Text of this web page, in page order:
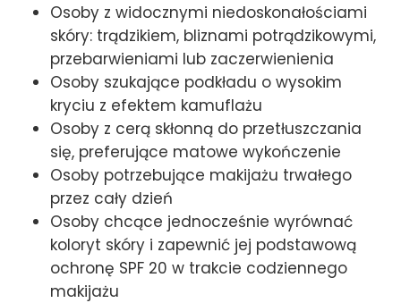
Osoby z widocznymi niedoskonałościami
skóry: trądzikiem, bliznami potrądzikowymi,
przebarwieniami lub zaczerwienienia
Osoby szukające podkładu o wysokim
kryciu z efektem kamuflażu
Osoby z cerą skłonną do przetłuszczania
się, preferujące matowe wykończenie
Osoby potrzebujące makijażu trwałego
przez cały dzień
Osoby chcące jednocześnie wyrównać
koloryt skóry i zapewnić jej podstawową
ochronę SPF 20 w trakcie codziennego
makijażu